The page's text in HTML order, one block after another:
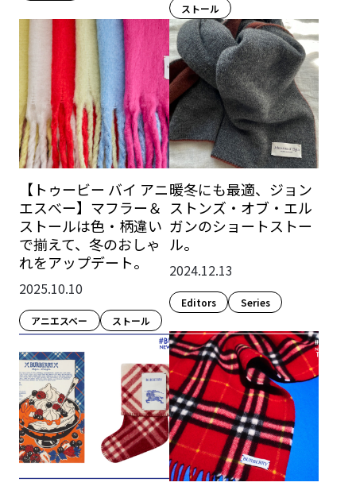
ストール
【トゥービー バイ アニ
エスべー】マフラー＆
ストールは色・柄違い
で揃えて、冬のおしゃ
れをアップデート。
2025.10.10
アニエスベー ストール
暖冬にも最適、ジョン
ストンズ・オブ・エル
ガンのショートストー
ル。
2024.12.13
Editors Series